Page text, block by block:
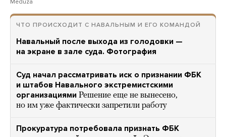
Meduza
ЧТО ПРОИСХОДИТ С НАВАЛЬНЫМ И ЕГО КОМАНДОЙ
Навальный после выхода из голодовки —
на экране в зале суда. Фотография
Суд начал рассматривать иск о признании ФБК
и штабов Навального экстремистскими
организациями Решение еще не вынесено,
но им уже фактически запретили работу
Прокуратура потребовала признать ФБК